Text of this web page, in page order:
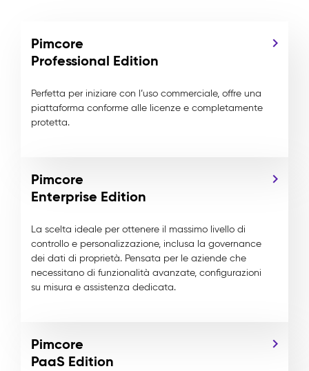
Pimcore
Professional Edition
Perfetta per iniziare con l’uso commerciale, offre una
piattaforma conforme alle licenze e completamente
protetta.
Pimcore
Enterprise Edition
La scelta ideale per ottenere il massimo livello di
controllo e personalizzazione, inclusa la governance
dei dati di proprietà. Pensata per le aziende che
necessitano di funzionalità avanzate, configurazioni
su misura e assistenza dedicata.
Pimcore
PaaS Edition